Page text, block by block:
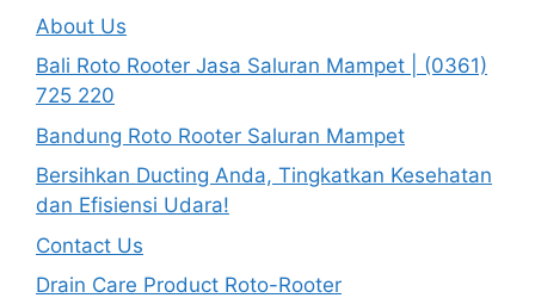
About Us
Bali Roto Rooter Jasa Saluran Mampet | (0361)
725 220
Bandung Roto Rooter Saluran Mampet
Bersihkan Ducting Anda, Tingkatkan Kesehatan
dan Efisiensi Udara!
Contact Us
Drain Care Product Roto-Rooter